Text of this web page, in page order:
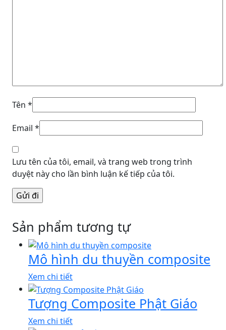
Tên *
Email *
Lưu tên của tôi, email, và trang web trong trình
duyệt này cho lần bình luận kế tiếp của tôi.
Sản phẩm tương tự
Mô hình du thuyền composite
Xem chi tiết
Tượng Composite Phật Giáo
Xem chi tiết